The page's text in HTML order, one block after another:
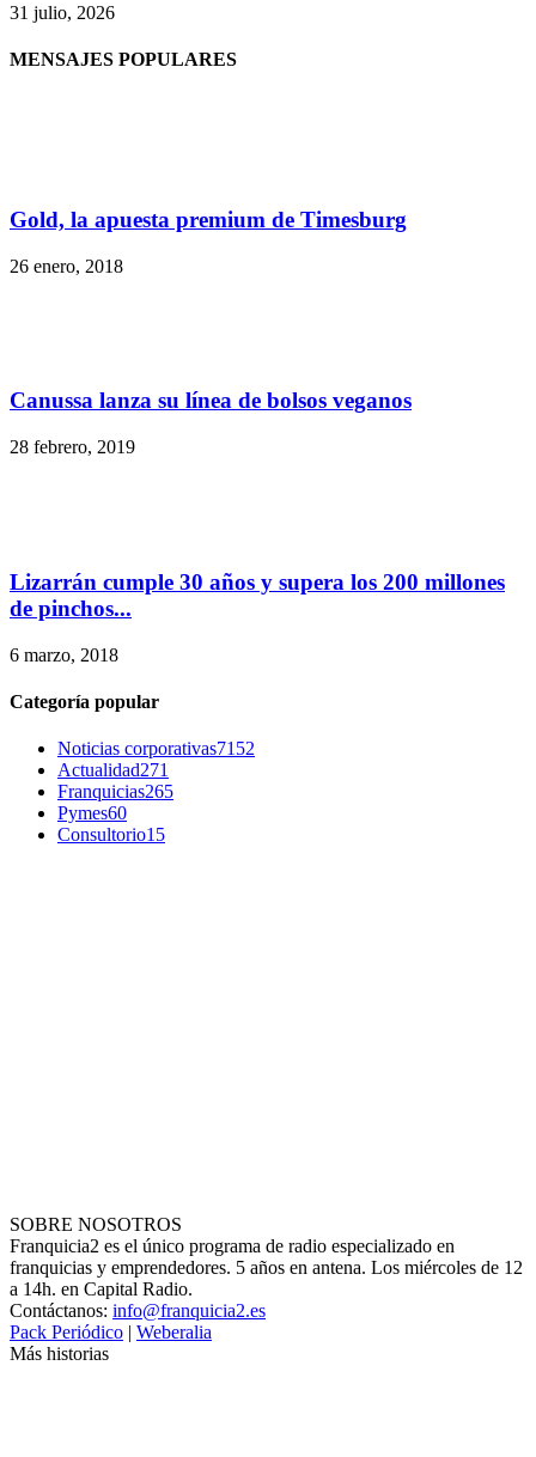
31 julio, 2026
MENSAJES POPULARES
Gold, la apuesta premium de Timesburg
26 enero, 2018
Canussa lanza su línea de bolsos veganos
28 febrero, 2019
Lizarrán cumple 30 años y supera los 200 millones
de pinchos...
6 marzo, 2018
Categoría popular
Noticias corporativas7152
Actualidad271
Franquicias265
Pymes60
Consultorio15
SOBRE NOSOTROS
Franquicia2 es el único programa de radio especializado en
franquicias y emprendedores. 5 años en antena. Los miércoles de 12
a 14h. en Capital Radio.
Contáctanos: info@franquicia2.es
Pack Periódico | Weberalia
Más historias